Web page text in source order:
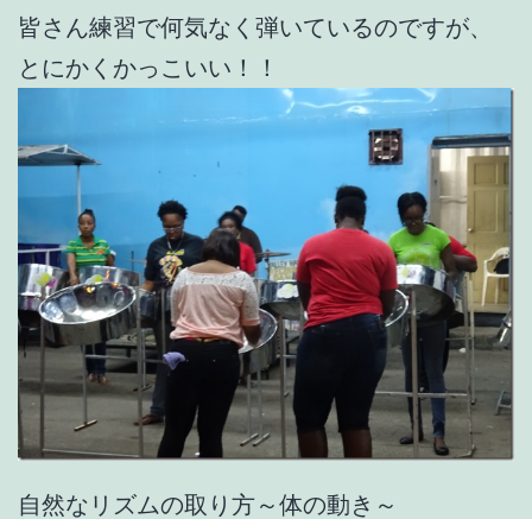
皆さん練習で何気なく弾いているのですが、
とにかくかっこいい！！
自然なリズムの取り方～体の動き～